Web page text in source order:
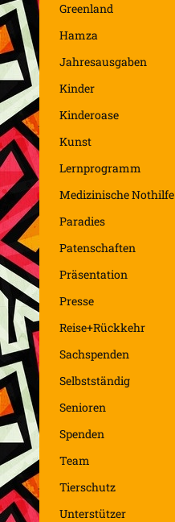
Greenland
Hamza
Jahresausgaben
Kinder
Kinderoase
Kunst
Lernprogramm
Medizinische Nothilfe
Paradies
Patenschaften
Präsentation
Presse
Reise+Rückkehr
Sachspenden
Selbstständig
Senioren
Spenden
Team
Tierschutz
Unterstützer